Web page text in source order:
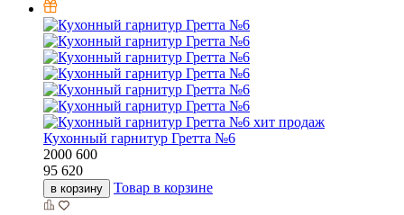
хит продаж
Кухонный гарнитур Гретта №6
2000 600
95 620
в корзину Товар в корзине